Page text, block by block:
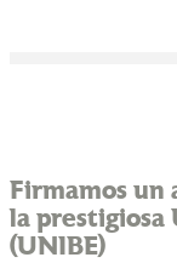
Firmamos un
la prestigiosa
(UNIBE)